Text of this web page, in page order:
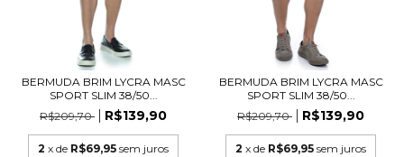
BERMUDA BRIM LYCRA MASC
SPORT SLIM 38/50...
R$209,70
R$139,90
2 x de R$69,95 sem juros
BERMUDA BRIM LYCRA MASC
SPORT SLIM 38/50...
R$209,70
R$139,90
2 x de R$69,95 sem juros